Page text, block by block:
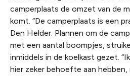
camperplaats de omzet van de
komt. “De camperplaats is een
Den Helder. Plannen om de
met een aantal boompjes,
inmiddels in de koelkast gezet.
hier zeker behoefte aan hebben,